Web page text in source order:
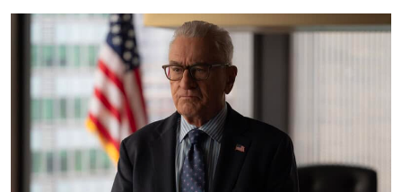
役
光
実
写
リ
メ
イ
カ
ド
ー
ム
に
翻
れ